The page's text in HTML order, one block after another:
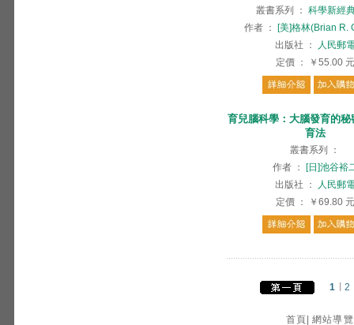
叢書系列 ： 科學新經
作者 ：
[美]格林(Brian R.
出版社
：
人民郵
定價 ： ￥55.00 元
育兒腦科學：大腦發育的
育法
叢書系列
：
作者 ：
[日]池谷裕
出版社
：
人民郵
定價 ： ￥69.80 元
1 2
首頁 網站導覽